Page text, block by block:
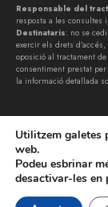
Responsable del
resposta a les consultes
Destinataris: no se
exercir els drets
oposició al tractament
consentiment prestat
la informació detallada
IMPERA
Utilitzem galetes
web.
Podeu esbrinar
desactivar-les en